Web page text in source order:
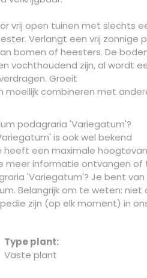
vrij open tuinen met slechts
Verlangt een vrij zonnige
bomen of heesters. De
vochthoudend zijn, al wordt
Groeit
moeilijk combineren met
podagraria 'Variegatum'?
is ook wel bekend
heeft een maximale hoogtevan
meer informatie ontvangen of
'Variegatum'? Je bent van
Belangrijk om te weten: niet
zijn (op elk moment) in
Type plant:
Vaste plant